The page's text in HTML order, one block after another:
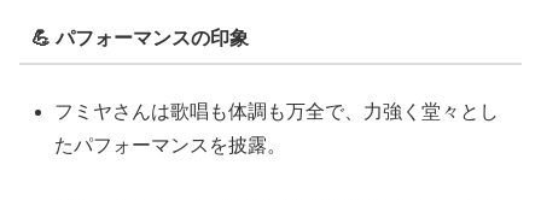
💪 パフォーマンスの印象
フミヤさんは歌唱も体調も万全で、力強く堂々とし
たパフォーマンスを披露。